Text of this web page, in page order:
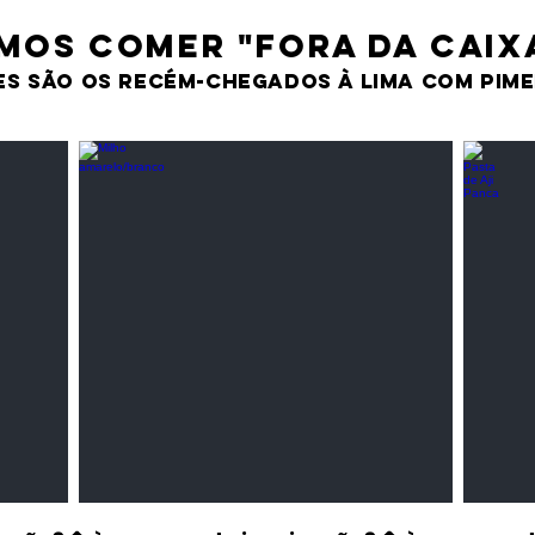
comer "fora da
são os recém-chegados À LIMA COM
Milho amarelo/branco Pasta